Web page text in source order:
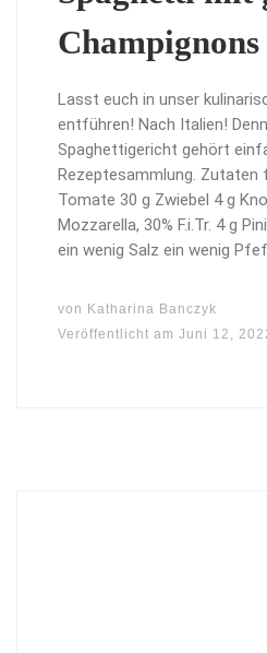
Champignons
Lasst euch in unser
entführen! Nach Italien!
Spaghettigericht gehört
Rezeptesammlung. Zutaten
Tomate 30 g Zwiebel 4 g
Mozzarella, 30% F.i.Tr. 4 g
ein wenig Salz ein wenig
von Katharina Banczyk
Veröffentlicht am Juni 12,